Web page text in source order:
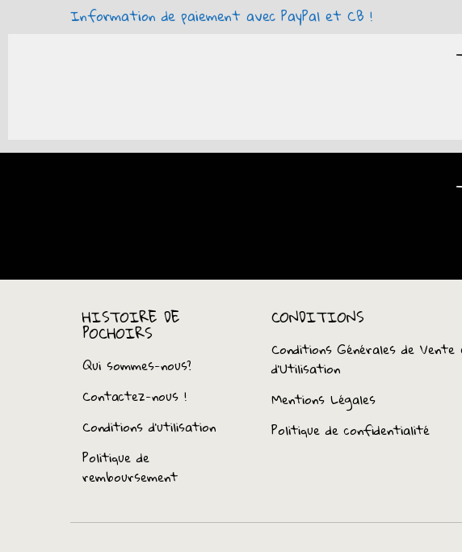
Information de paiement avec PayPal et CB !
HISTOIRE DE
POCHOIRS
Qui sommes-nous?
Contactez-nous !
Conditions d'utilisation
Politique de
remboursement
CONDITIONS
Conditions Générales de
d’Utilisation
Mentions Légales
Politique de confidentialité